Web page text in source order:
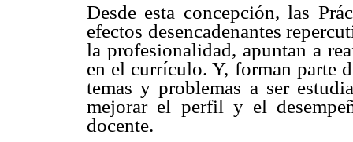
Desde esta concepción, las
efectos desencadenantes
la profesionalidad, apuntan a
en el currículo. Y, forman parte
temas y problemas a ser
mejorar el perfil y el
docente.